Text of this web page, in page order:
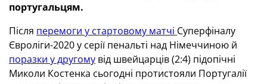
португальцям.
Після перемоги у стартовому матчі Суперфіналу
Євроліги-2020 у серії пенальті над Німеччиною й
поразки у другому від швейцарців (2:4) підопічні
Миколи Костенка сьогодні протистояли Португалії